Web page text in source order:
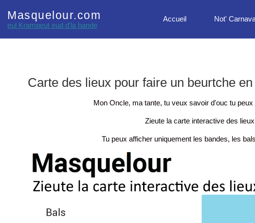
Masquelour.com
eul Krampeut eud d'la bande
Accueil Not'
Carte des lieux pour faire un beurtche
Mon Oncle, ma tante, tu veux savoir d'ouc tu
Zieute la carte interactive des
Tu peux afficher uniquement les bandes, les